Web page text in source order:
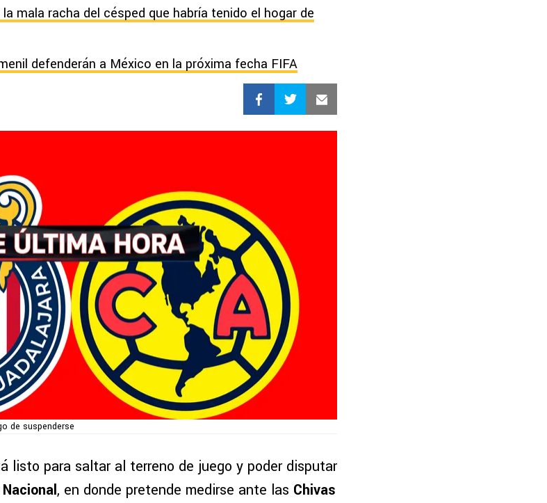
mala racha del césped que habría tenido el hogar de
defenderán a México en la próxima fecha FIFA
de suspenderse
listo para saltar al terreno de juego y poder disputar
, en donde pretende medirse ante las Chivas